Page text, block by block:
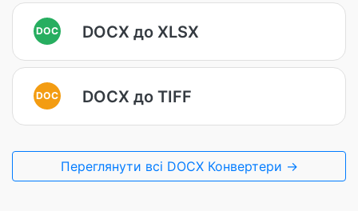
DOC DOCX до XLSX
DOC DOCX до TIFF
Переглянути всі DOCX Конвертери →